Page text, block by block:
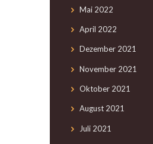
Mai 2022
April 2022
Dezember 2021
November 2021
Oktober 2021
August 2021
Juli 2021